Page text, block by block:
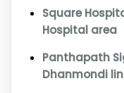
Square
Hospital area
Panthapath
Dhanmondi